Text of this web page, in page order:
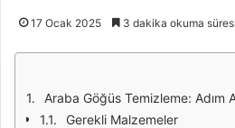
17 Ocak 2025 3 dakika okuma süresi
Araba Göğüs Temizleme: Adım
Gerekli Malzemeler